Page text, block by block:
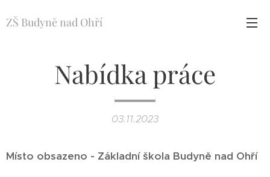
ZŠ Budyně nad Ohří
Nabídka práce
03.11.2023
Místo obsazeno - Základní škola Budyně nad Ohří